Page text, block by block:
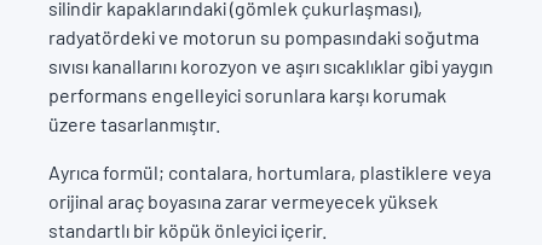
silindir kapaklarındaki (gömlek çukurlaşması),
radyatördeki ve motorun su pompasındaki soğutma
sıvısı kanallarını korozyon ve aşırı sıcaklıklar gibi yaygın
performans engelleyici sorunlara karşı korumak
üzere tasarlanmıştır.
Ayrıca formül; contalara, hortumlara, plastiklere veya
orijinal araç boyasına zarar vermeyecek yüksek
standartlı bir köpük önleyici içerir.